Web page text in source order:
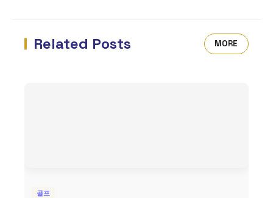
Related Posts MORE
골프